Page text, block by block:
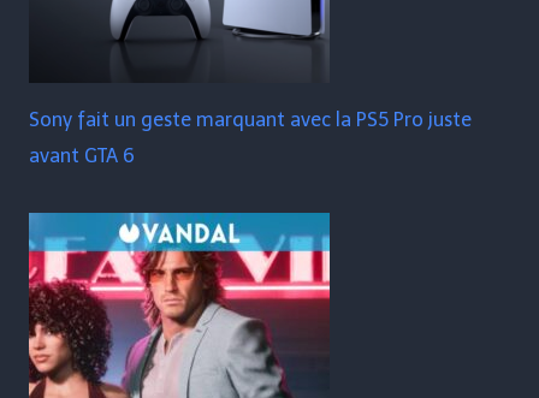
Sony fait un geste marquant avec la PS5 Pro juste
avant GTA 6